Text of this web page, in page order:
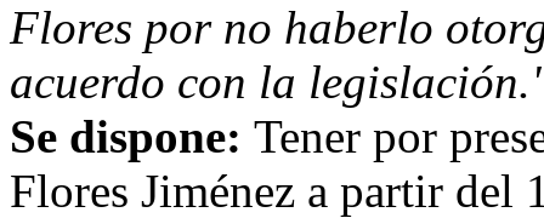
Flores por no haberlo
acuerdo con la
Se dispone: Tener por
Flores Jiménez a partir del